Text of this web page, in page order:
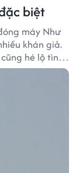
biệt
máy Như
khán giả.
hé lộ tình
ê-kíp bộ phim.